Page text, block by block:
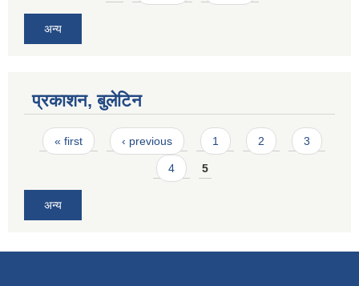
अन्य
प्रकाशन, बुलेटिन
Pages
« first ‹ previous 1 2 3
4 5
अन्य